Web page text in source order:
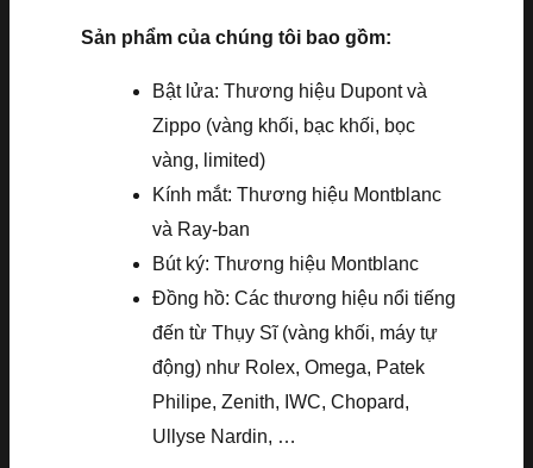
Sản phẩm của chúng tôi bao gồm:
Bật lửa: Thương hiệu Dupont và
Zippo (vàng khối, bạc khối, bọc
vàng, limited)
Kính mắt: Thương hiệu Montblanc
và Ray-ban
Bút ký: Thương hiệu Montblanc
Đồng hồ: Các thương hiệu nổi tiếng
đến từ Thụy Sĩ (vàng khối, máy tự
động) như Rolex, Omega, Patek
Philipe, Zenith, IWC, Chopard,
Ullyse Nardin, …